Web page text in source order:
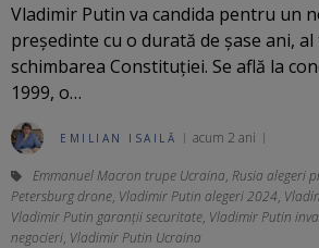
Vladimir Putin va candida pentru un
președinte cu o durată de șase ani,
schimbarea Constituției. Se află la
1999, o…
EMILIAN ISAILĂ acum 2 ani
Emmanuel Macron trupe Ucraina, Rusia alegeri
Petersburg drone, Vladimir Putin alegeri 2024,
Vladimir Putin garanții securitate, Vladimir Putin
negocieri, Vladimir Putin Ucraina